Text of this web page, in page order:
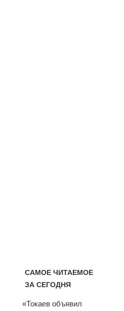
САМОЕ ЧИТАЕМОЕ
ЗА СЕГОДНЯ
«Токаев объявил